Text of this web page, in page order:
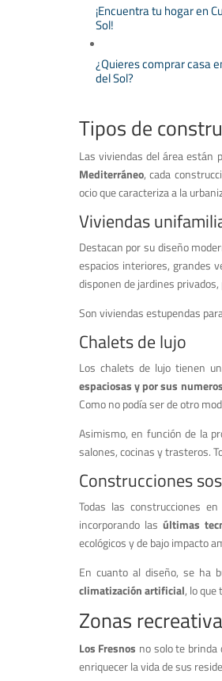
¡Encuentra tu hogar en
Sol!
¿Quieres comprar casa
del Sol?
Tipos de
Las viviendas del área están
Mediterráneo, cada
ocio que caracteriza a la
Viviendas
Destacan por su diseño
espacios interiores, grandes
disponen de jardines
Son viviendas estupendas
Chalets de lujo
Los chalets de lujo tienen
espaciosas y por sus
Como no podía ser de otro
Asimismo, en función de la
salones, cocinas y trasteros.
Construcciones
Todas las construcciones
incorporando las últimas
ecológicos y de bajo impacto
En cuanto al diseño, se ha
climatización artificial, lo
Zonas
Los Fresnos no solo te
enriquecer la vida de sus